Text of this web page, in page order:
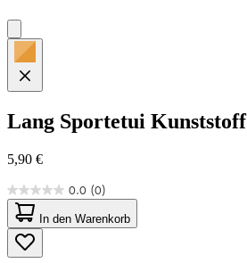
Lang Sportetui Kunststoff
5,90 €
0.0 (0)
0.0
von
5
Sternen.
In den Warenkorb